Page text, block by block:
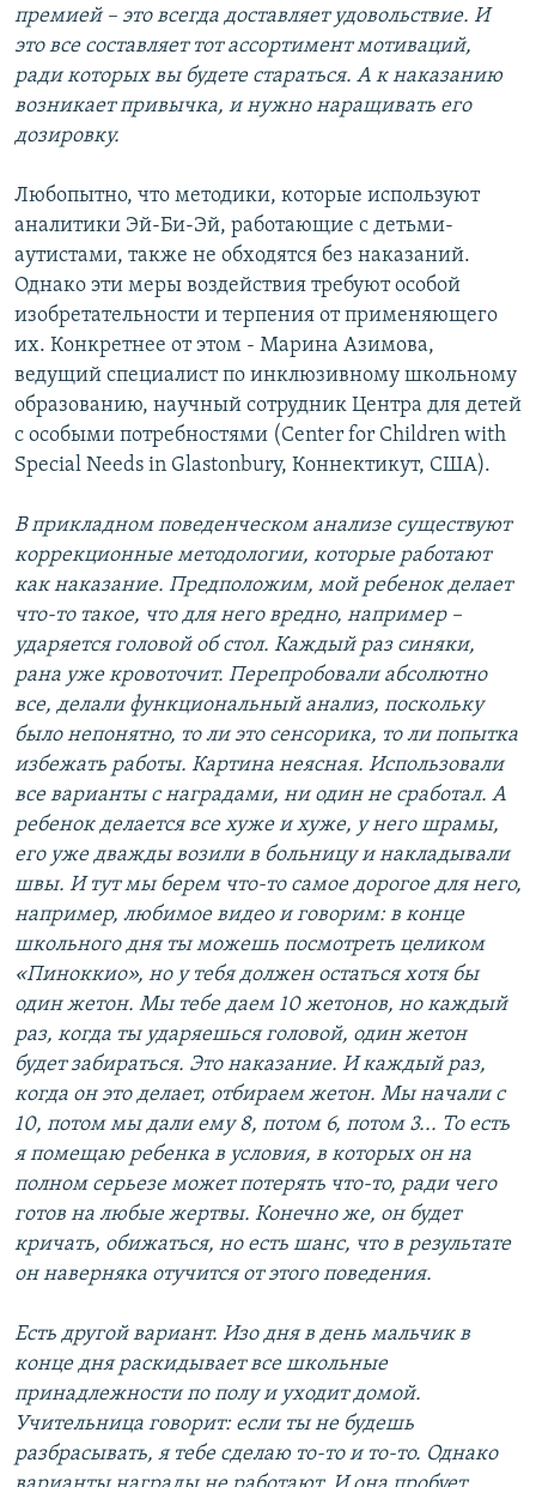
премией – это всегда доставляет удовольствие. И
это все составляет тот ассортимент мотиваций,
ради которых вы будете стараться. А к наказанию
возникает привычка, и нужно наращивать его
дозировку.
Любопытно, что методики, которые используют
аналитики Эй-Би-Эй, работающие с детьми-
аутистами, также не обходятся без наказаний.
Однако эти меры воздействия требуют особой
изобретательности и терпения от применяющего
их. Конкретнее от этом - Марина Азимова,
ведущий специалист по инклюзивному школьному
образованию, научный сотрудник Центра для детей
с особыми потребностями (Center for Children with
Special Needs in Glastonbury, Коннектикут, США).
В прикладном поведенческом анализе существуют
коррекционные методологии, которые работают
как наказание. Предположим, мой ребенок делает
что-то такое, что для него вредно, например –
ударяется головой об стол. Каждый раз синяки,
рана уже кровоточит. Перепробовали абсолютно
все, делали функциональный анализ, поскольку
было непонятно, то ли это сенсорика, то ли попытка
избежать работы. Картина неясная. Использовали
все варианты с наградами, ни один не сработал. А
ребенок делается все хуже и хуже, у него шрамы,
его уже дважды возили в больницу и накладывали
швы. И тут мы берем что-то самое дорогое для него,
например, любимое видео и говорим: в конце
школьного дня ты можешь посмотреть целиком
«Пиноккио», но у тебя должен остаться хотя бы
один жетон. Мы тебе даем 10 жетонов, но каждый
раз, когда ты ударяешься головой, один жетон
будет забираться. Это наказание. И каждый раз,
когда он это делает, отбираем жетон. Мы начали с
10, потом мы дали ему 8, потом 6, потом 3... То есть
я помещаю ребенка в условия, в которых он на
полном серьезе может потерять что-то, ради чего
готов на любые жертвы. Конечно же, он будет
кричать, обижаться, но есть шанс, что в результате
он наверняка отучится от этого поведения.
Есть другой вариант. Изо дня в день мальчик в
конце дня раскидывает все школьные
принадлежности по полу и уходит домой.
Учительница говорит: если ты не будешь
разбрасывать, я тебе сделаю то-то и то-то. Однако